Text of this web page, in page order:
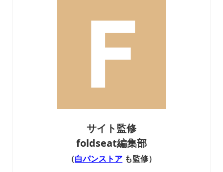
サイト監修
foldseat編集部
（白パンストア も監修）